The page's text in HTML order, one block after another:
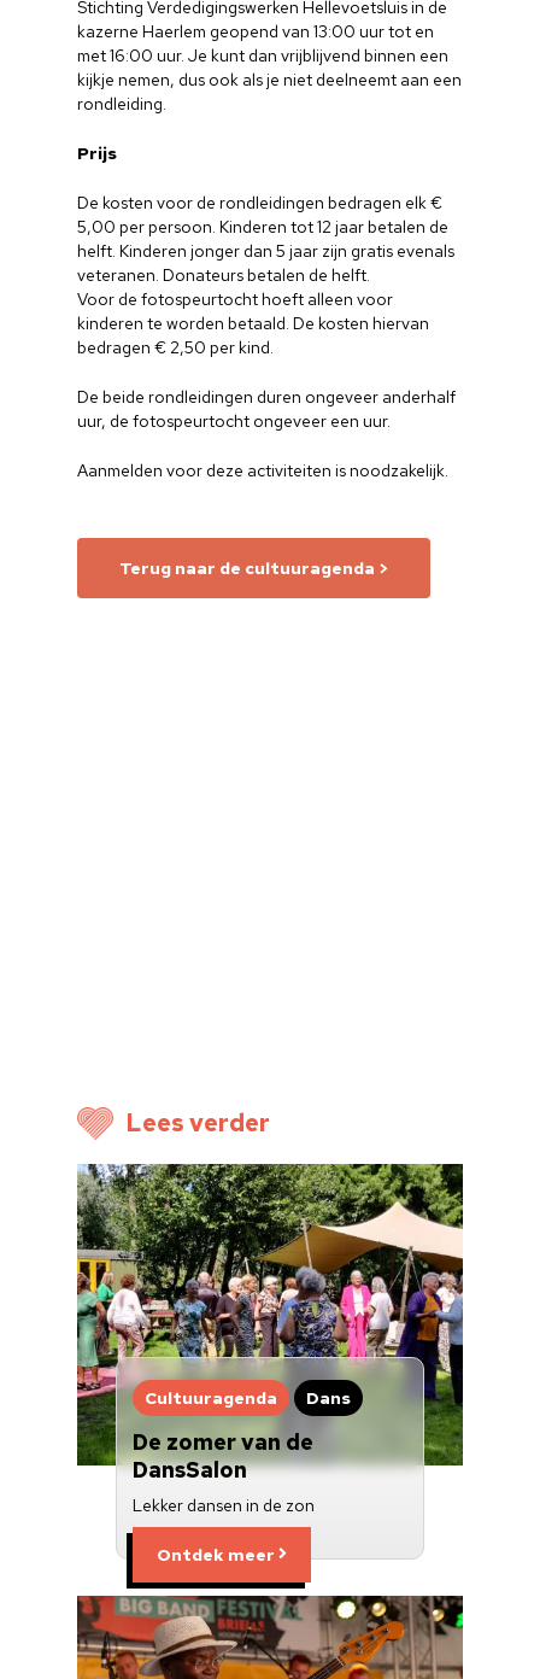
Stichting Verdedigingswerken Hellevoetsluis in de
kazerne Haerlem geopend van 13:00 uur tot en
met 16:00 uur. Je kunt dan vrijblijvend binnen een
kijkje nemen, dus ook als je niet deelneemt aan een
rondleiding.
Prijs
De kosten voor de rondleidingen bedragen elk €
5,00 per persoon. Kinderen tot 12 jaar betalen de
helft. Kinderen jonger dan 5 jaar zijn gratis evenals
veteranen. Donateurs betalen de helft.
Voor de fotospeurtocht hoeft alleen voor
kinderen te worden betaald. De kosten hiervan
bedragen € 2,50 per kind.
De beide rondleidingen duren ongeveer anderhalf
uur, de fotospeurtocht ongeveer een uur.
Aanmelden voor deze activiteiten is noodzakelijk.
Terug naar de cultuuragenda >
Lees verder
Cultuuragenda Dans
De zomer van de
DansSalon
Lekker dansen in de zon
Ontdek meer
Voor
Cultuur op school
Nieuwsbrief
Doneren